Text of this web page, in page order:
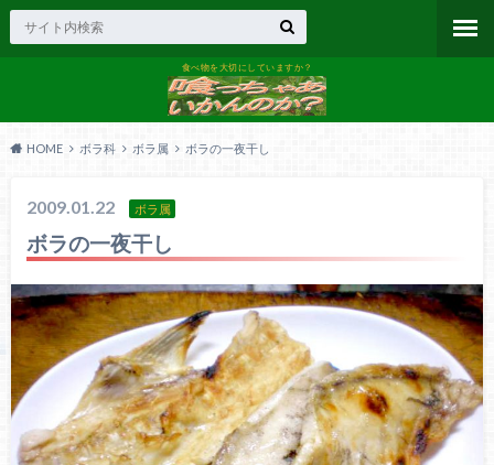
食べ物を大切にしていますか？
HOME ボラ科 ボラ属 ボラの一夜干し
2009.01.22 ボラ属
ボラの一夜干し